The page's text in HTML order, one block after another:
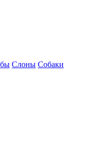
Слоны Собаки